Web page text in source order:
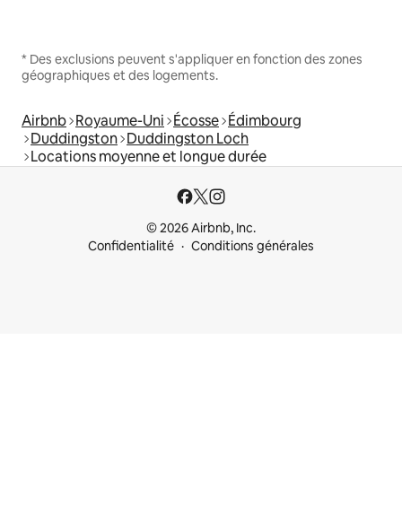
* Des exclusions peuvent s'appliquer en fonction des zones
géographiques et des logements.
Airbnb Royaume-Uni Écosse Édimbourg
Duddingston Duddingston Loch
Locations moyenne et longue durée
© 2026 Airbnb, Inc.
Confidentialité
Conditions générales